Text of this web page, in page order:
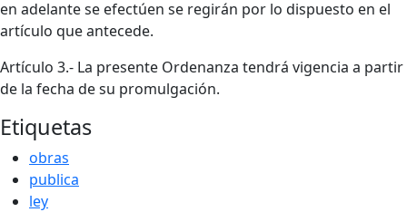
en adelante se efectúen se regirán por lo dispuesto en el
artículo que antecede.
Artículo 3.- La presente Ordenanza tendrá vigencia a partir
de la fecha de su promulgación.
Etiquetas
obras
publica
ley